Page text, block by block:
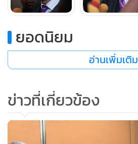
ยอดนิยม
อ่านเพิ่มเติม
ข่าวที่เกี่ยวข้อง